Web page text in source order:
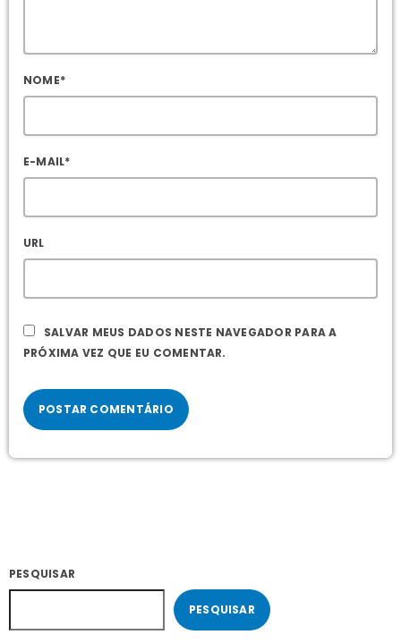
NOME*
E-MAIL*
URL
SALVAR MEUS DADOS NESTE NAVEGADOR PARA A
PRÓXIMA VEZ QUE EU COMENTAR.
PESQUISAR
PESQUISAR